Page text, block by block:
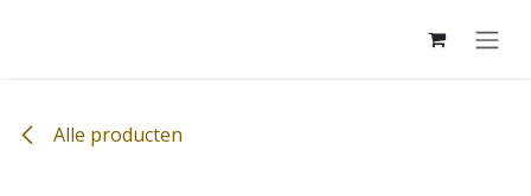
Alle producten